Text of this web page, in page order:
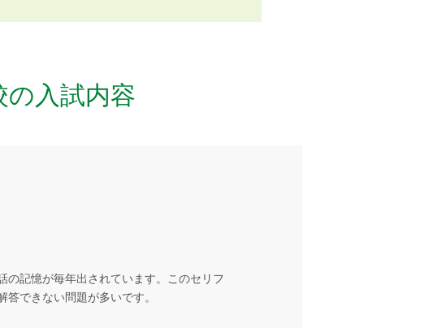
の入試内容
記憶が毎年出されています。このセリフ
できない問題が多いです。